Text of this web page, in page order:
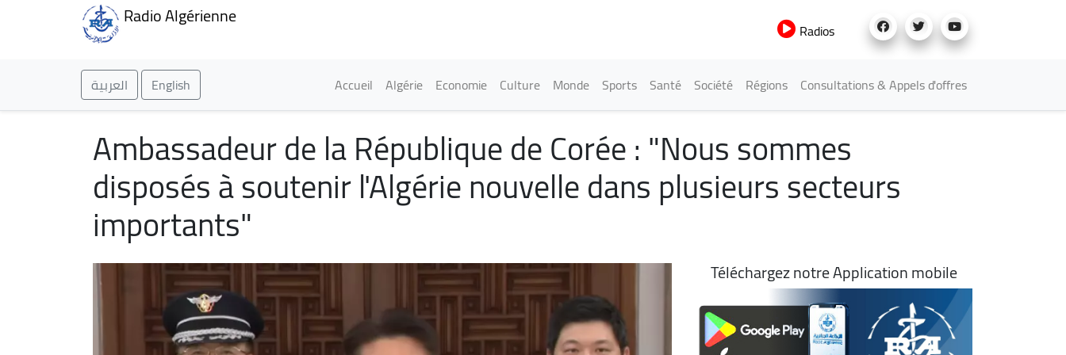
Radio Algérienne
Radios
العربية English Main navigation
Accueil Algérie Economie Culture Monde Sports Santé Société Régions Consultations & Appels d'offres
Ambassadeur de la République de Corée : "Nous sommes
disposés à soutenir l'Algérie nouvelle dans plusieurs secteurs
importants"
Téléchargez notre Application mobile